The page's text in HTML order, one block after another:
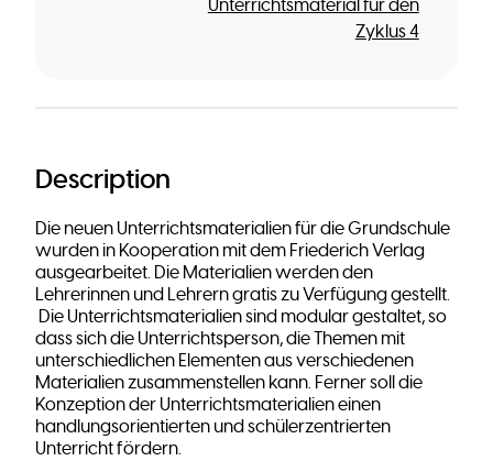
Unterrichtsmaterial für den
Zyklus 4
Description
Die neuen Unterrichtsmaterialien für die Grundschule
wurden in Kooperation mit dem Friederich Verlag
ausgearbeitet. Die Materialien werden den
Lehrerinnen und Lehrern gratis zu Verfügung gestellt.
Die Unterrichtsmaterialien sind modular gestaltet, so
dass sich die Unterrichtsperson, die Themen mit
unterschiedlichen Elementen aus verschiedenen
Materialien zusammenstellen kann. Ferner soll die
Konzeption der Unterrichtsmaterialien einen
handlungsorientierten und schülerzentrierten
Unterricht fördern.